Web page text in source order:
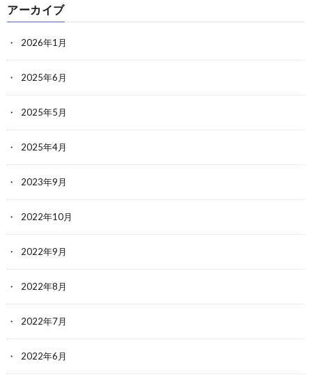
アーカイブ
2026年1月
2025年6月
2025年5月
2025年4月
2023年9月
2022年10月
2022年9月
2022年8月
2022年7月
2022年6月